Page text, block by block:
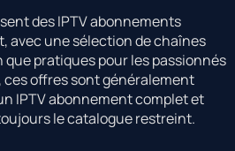
des IPTV abonnements
avec une sélection de chaînes
que pratiques pour les passionnés
offres sont généralement
IPTV abonnement complet et
le catalogue restreint.